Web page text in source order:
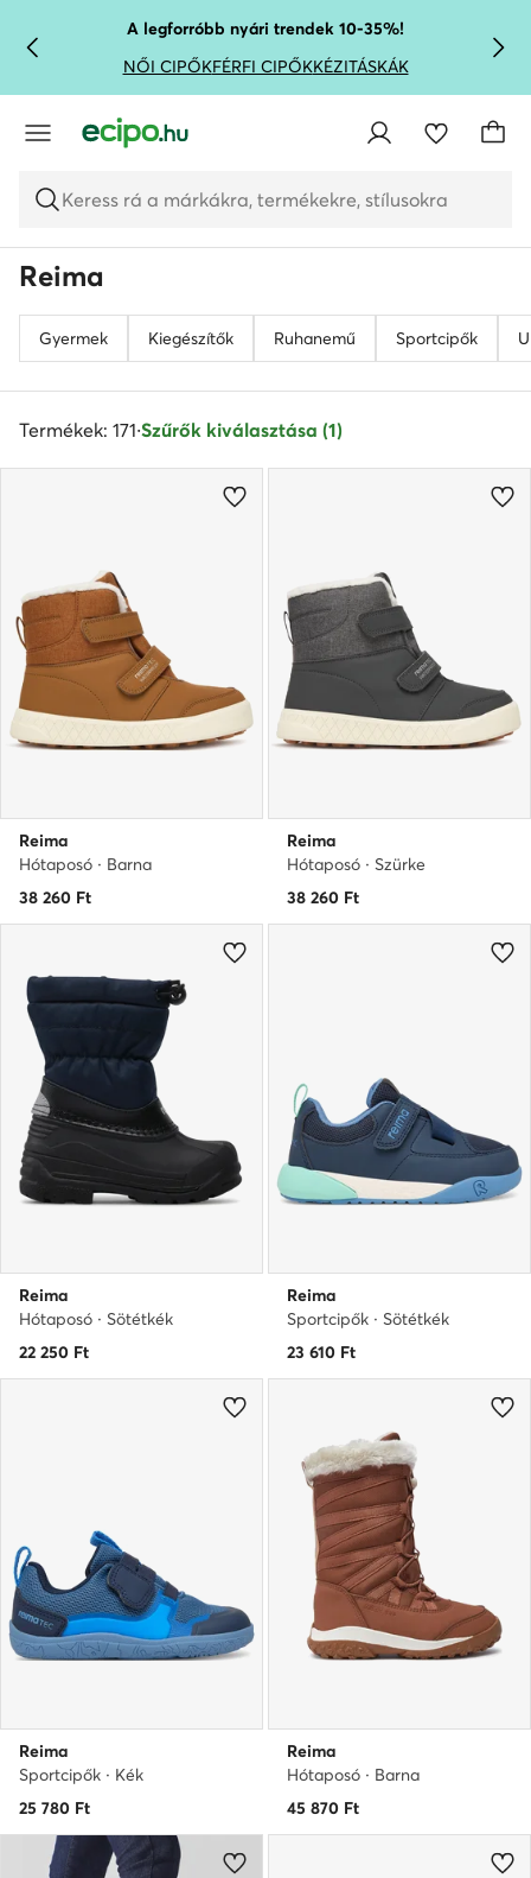
UGRÁS A FŐ TARTALOMRA
UGRÁS A KERESÉSHEZA legforróbb nyári trendek 10-35%!
NŐI CIPŐKFÉRFI CIPŐKKÉZITÁSKÁK
Keress rá a márkákra, termékekre, stílusokra
Reima
Gyermek Kiegészítők Ruhanemű Sportcipők
Termékek: 171·Szűrők kiválasztása (1)
Reima
Hótaposó · Barna
38 260 Ft
Reima
Hótaposó · Szürke
38 260 Ft
Reima
Hótaposó · Sötétkék
22 250 Ft
Reima
Sportcipők · Sötétkék
23 610 Ft
Reima
Sportcipők · Kék
25 780 Ft
Reima
Hótaposó · Barna
45 870 Ft